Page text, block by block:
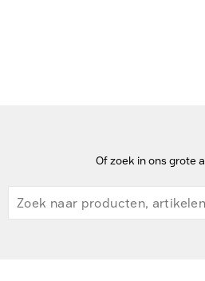
Of zoek in ons grote